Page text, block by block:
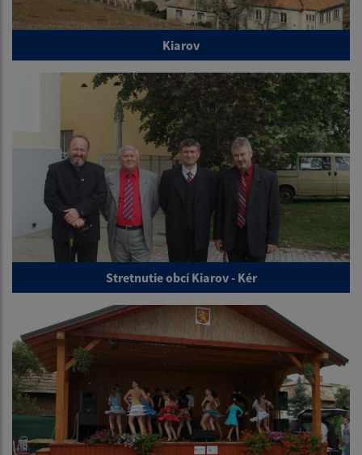
Kiarov
Stretnutie obcí Kiarov - Kér